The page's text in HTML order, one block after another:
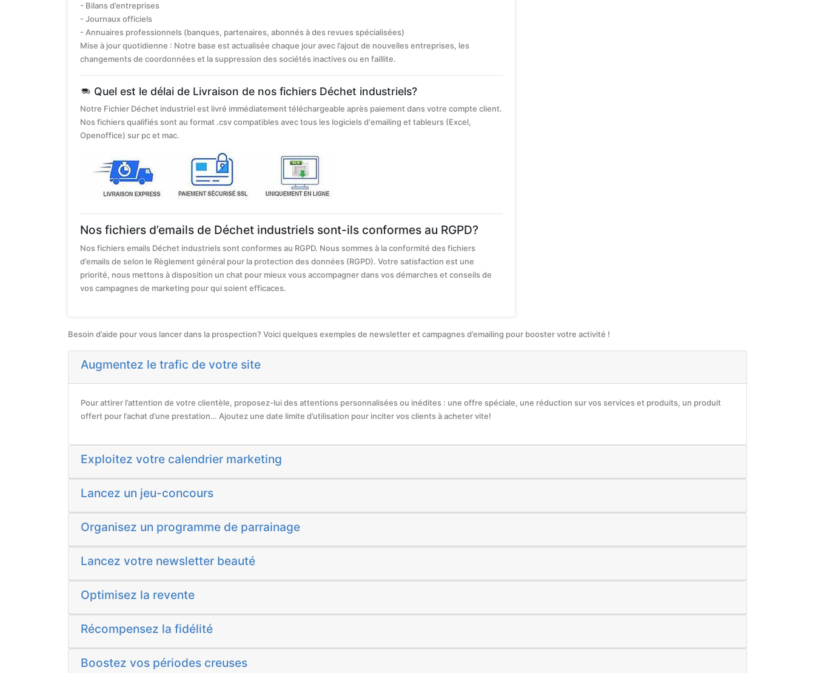
- Bilans d’entreprises
- Journaux officiels
- Annuaires professionnels (banques, partenaires, abonnés à des revues spécialisées)
Mise à jour quotidienne : Notre base est actualisée chaque jour avec l’ajout de nouvelles entreprises, les
changements de coordonnées et la suppression des sociétés inactives ou en faillite.
Quel est le délai de Livraison de nos fichiers Déchet industriels?
Notre Fichier Déchet industriel est livré immédiatement téléchargeable après paiement dans votre compte client.
Nos fichiers qualifiés sont au format .csv compatibles avec tous les logiciels d'emailing et tableurs (Excel,
Openoffice) sur pc et mac.
Nos fichiers d’emails de Déchet industriels sont-ils conformes au RGPD?
Nos fichiers emails Déchet industriels sont conformes au RGPD. Nous sommes à la conformité des fichiers
d’emails de selon le Règlement général pour la protection des données (RGPD). Votre satisfaction est une
priorité, nous mettons à disposition un chat pour mieux vous accompagner dans vos démarches et conseils de
vos campagnes de marketing pour qui soient efficaces.
Besoin d’aide pour vous lancer dans la prospection? Voici quelques exemples de newsletter et campagnes d’emailing pour booster votre activité !
Augmentez le trafic de votre site
Pour attirer l’attention de votre clientèle, proposez-lui des attentions personnalisées ou inédites : une offre spéciale, une réduction sur vos services et produits, un produit
offert pour l’achat d’une prestation… Ajoutez une date limite d’utilisation pour inciter vos clients à acheter vite!
Exploitez votre calendrier marketing
Lancez un jeu-concours
Organisez un programme de parrainage
Lancez votre newsletter beauté
Optimisez la revente
Récompensez la fidélité
Boostez vos périodes creuses